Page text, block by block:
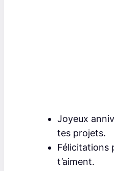
Joyeux
tes projets.
Félicitations
t’aiment.